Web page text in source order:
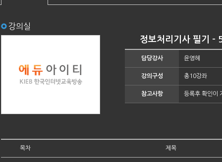
강의실
정보처리기사 필기 -
담당강사 윤영혜
강의구성 총10강좌
참고사항 등록후 확인이
목차 제목